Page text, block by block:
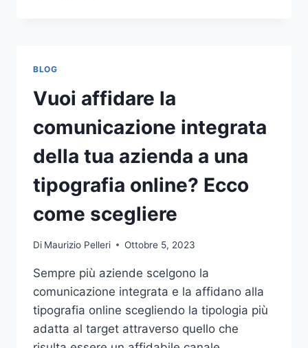
BLOG
Vuoi affidare la
comunicazione integrata
della tua azienda a una
tipografia online? Ecco
come scegliere
Di Maurizio Pelleri Ottobre 5, 2023
Sempre più aziende scelgono la
comunicazione integrata e la affidano alla
tipografia online scegliendo la tipologia più
adatta al target attraverso quello che